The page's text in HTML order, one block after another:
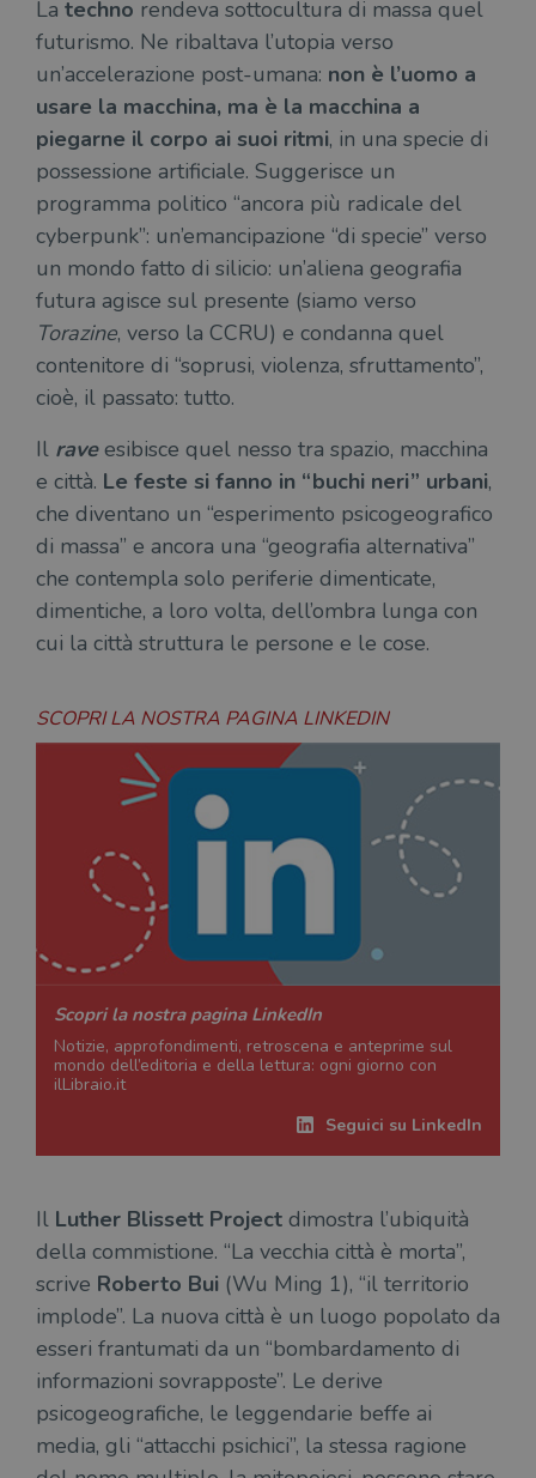
La techno rendeva sottocultura di massa quel
futurismo. Ne ribaltava l’utopia verso
un’accelerazione post-umana: non è l’uomo a
usare la macchina, ma è la macchina a
piegarne il corpo ai suoi ritmi, in una specie di
possessione artificiale. Suggerisce un
programma politico “ancora più radicale del
cyberpunk”: un’emancipazione “di specie” verso
un mondo fatto di silicio: un’aliena geografia
futura agisce sul presente (siamo verso
Torazine, verso la CCRU) e condanna quel
contenitore di “soprusi, violenza, sfruttamento”,
cioè, il passato: tutto.
Il raveesibisce quel nesso tra spazio, macchina
e città. Le feste si fanno in “buchi neri” urbani,
che diventano un “esperimento psicogeografico
di massa” e ancora una “geografia alternativa”
che contempla solo periferie dimenticate,
dimentiche, a loro volta, dell’ombra lunga con
cui la città struttura le persone e le cose.
SCOPRI LA NOSTRA PAGINA LINKEDIN
Scopri la nostra pagina LinkedIn
Notizie, approfondimenti, retroscena e anteprime sul
mondo dell’editoria e della lettura: ogni giorno con
ilLibraio.it
Seguici su LinkedIn
Il Luther Blissett Project dimostra l’ubiquità
della commistione. “La vecchia città è morta”,
scrive Roberto Bui (Wu Ming 1), “il territorio
implode”. La nuova città è un luogo popolato da
esseri frantumati da un “bombardamento di
informazioni sovrapposte”. Le derive
psicogeografiche, le leggendarie beffe ai
media, gli “attacchi psichici”, la stessa ragione